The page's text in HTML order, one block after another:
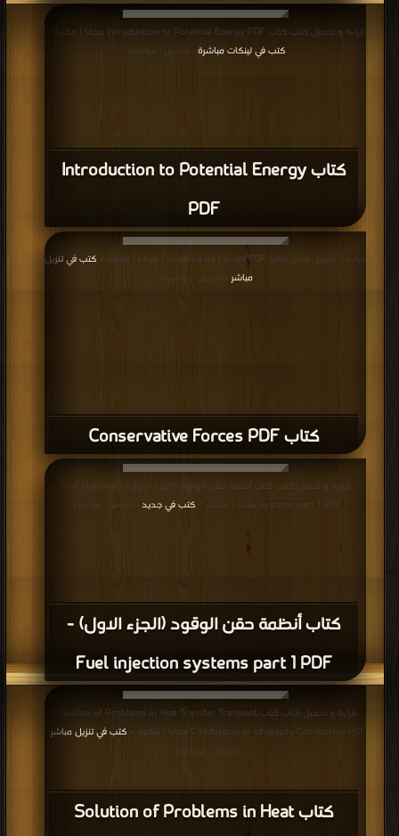
كتاب Introduction to Potential Energy
PDF
قراءة و تحميل كتاب كتاب Introduction to Potential Energy PDF مجانا | مكتبة >
كتب في لينكات مباشرة
| التحميل : مرة/مرات
كتاب Conservative Forces PDF
قراءة و تحميل كتاب كتاب Conservative Forces PDF مجانا | مكتبة >
كتب في تنزيل
مباشر | التحميل : مرة/مرات
كتاب أنظمة حقن الوقود (الجزء الاول) -
Fuel injection systems part 1 PDF
قراءة و تحميل كتاب كتاب أنظمة حقن الوقود (الجزء الاول) - Fuel injection
systems part 1 PDF مجانا | مكتبة >
كتب في جديد | التحميل : مرة/مرات
كتاب Solution of Problems in Heat
قراءة و تحميل كتاب كتاب Solution of Problems in Heat Transfer Transient
Conduction or Unsteady Conduction PDF مجانا | مكتبة >
كتب في تنزيل مباشر
التحميل : مرة/مرات